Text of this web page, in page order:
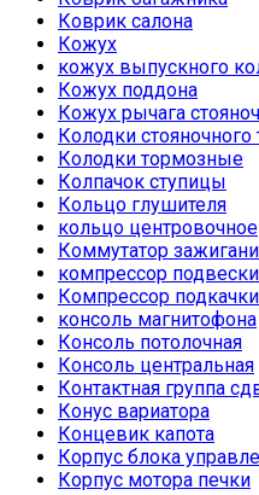
Коврик салона
Кожух
кожух выпускного
Кожух поддона
Кожух рычага
Колодки стояночного
Колодки тормозные
Колпачок ступицы
Кольцо глушителя
кольцо центровочное
Коммутатор
компрессор подвески
Компрессор
консоль магнитофона
Консоль потолочная
Консоль центральная
Контактная группа
Конус вариатора
Концевик капота
Корпус блока
Корпус мотора печки